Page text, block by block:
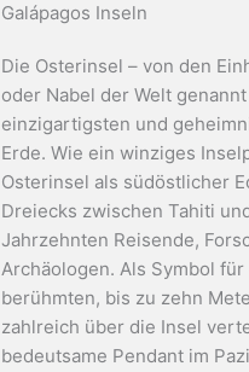
Galápagos Inseln
Die Osterinsel – von den
oder Nabel der Welt
einzigartigsten und
Erde. Wie ein winziges
Osterinsel als südöstlicher
Dreiecks zwischen Tahiti
Jahrzehnten Reisende,
Archäologen. Als Symbol
berühmten, bis zu zehn
zahlreich über die Insel
bedeutsame Pendant im